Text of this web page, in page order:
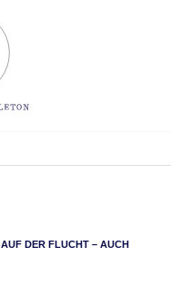
DER FLUCHT – AUCH